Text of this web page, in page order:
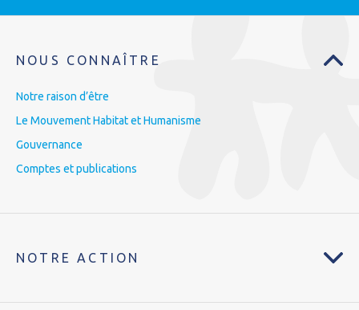
NOUS CONNAÎTRE
Notre raison d’être
Le Mouvement Habitat et Humanisme
Gouvernance
Comptes et publications
NOTRE ACTION